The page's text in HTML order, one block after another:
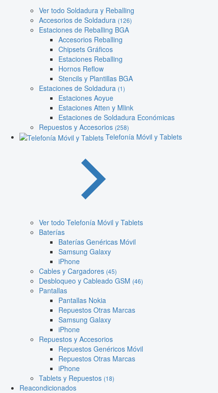
Ver todo Soldadura y Reballing
Accesorios de Soldadura (126)
Estaciones de Reballing BGA
Accesorios Reballing
Chipsets Gráficos
Estaciones Reballing
Hornos Reflow
Stencils y Plantillas BGA
Estaciones de Soldadura (1)
Estaciones Aoyue
Estaciones Atten y Mlink
Estaciones de Soldadura Económicas
Repuestos y Accesorios (258)
Telefonía Móvil y Tablets
Ver todo Telefonía Móvil y Tablets
Baterías
Baterías Genéricas Móvil
Samsung Galaxy
iPhone
Cables y Cargadores (45)
Desbloqueo y Cableado GSM (46)
Pantallas
Pantallas Nokia
Repuestos Otras Marcas
Samsung Galaxy
iPhone
Repuestos y Accesorios
Repuestos Genéricos Móvil
Repuestos Otras Marcas
iPhone
Tablets y Repuestos (18)
Reacondicionados